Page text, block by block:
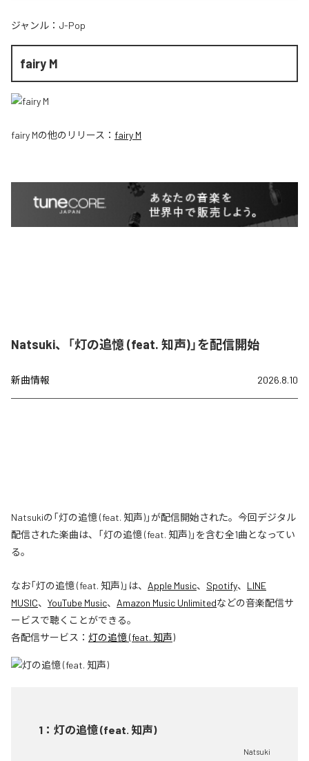
ジャンル： J-Pop
fairy M
fairy Mの他のリリース： fairy M
Natsuki、「灯の追憶 (feat. 知声)」を配信開始
新曲情報 2026.8.10
Natsukiの「灯の追憶 (feat. 知声)」が配信開始された。今回デジタル
配信された楽曲は、「灯の追憶 (feat. 知声)」を含む全1曲となってい
る。
なお「灯の追憶 (feat. 知声)」は、 Apple Music、 Spotify、 LINE
MUSIC、 YouTube Music、 Amazon Music Unlimitedなどの音楽配信サ
ービスで聴くことができる。
各配信サービス： 灯の追憶 (feat. 知声)
1 ： 灯の追憶 (feat. 知声)
Natsuki